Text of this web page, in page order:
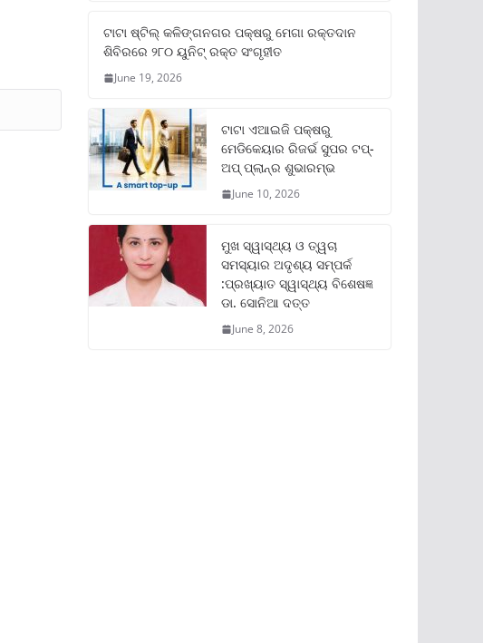
ଟାଟା ଷ୍ଟିଲ୍‌ କଳିଙ୍ଗନଗର ପକ୍ଷରୁ ମେଗା ରକ୍ତଦାନ
ଶିବିରରେ ୨୮୦ ୟୁନିଟ୍‌ ରକ୍ତ ସଂଗୃହୀତ
June 19, 2026
ଟାଟା ଏଆଇଜି ପକ୍ଷରୁ
ମେଡିକେୟାର ରିଜର୍ଭ ସୁପର ଟପ୍‌-
ଅପ୍ ପ୍ଲାନ୍‌ର ଶୁଭାରମ୍ଭ
June 10, 2026
ମୁଖ ସ୍ୱାସ୍ଥ୍ୟ ଓ ତ୍ୱଚା
ସମସ୍ୟାର ଅଦୃଶ୍ୟ ସମ୍ପର୍କ
:ପ୍ରଖ୍ୟାତ ସ୍ୱାସ୍ଥ୍ୟ ବିଶେଷଜ୍ଞ
ଡା. ସୋନିଆ ଦତ୍ତ
June 8, 2026